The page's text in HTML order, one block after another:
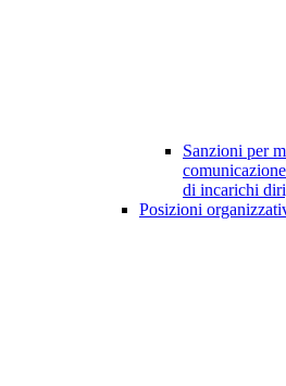
Sanzioni per
di incarichi
Posizioni